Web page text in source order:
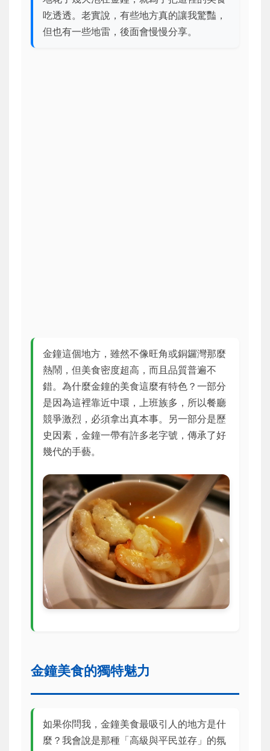
吃透透。老實說，有些地方真的讓我驚豔，
但也有一些地雷，後面會慢慢分享。
金鐘這個地方，雖然不像旺角或銅鑼灣那麼
熱鬧，但美食密度超高，而且品質普遍不
錯。為什麼金鐘的美食這麼有特色？一部分
是因為這裡靠近中環，上班族多，所以餐廳
競爭激烈，必須拿出真本事。另一部分是歷
史因素，金鐘一帶有許多老字號，傳承了好
幾代的手藝。
金鐘美食的獨特魅力
如果你問我，金鐘美食最吸引人的地方是什
麼？我會說是那種「高級與平民並存」的氛